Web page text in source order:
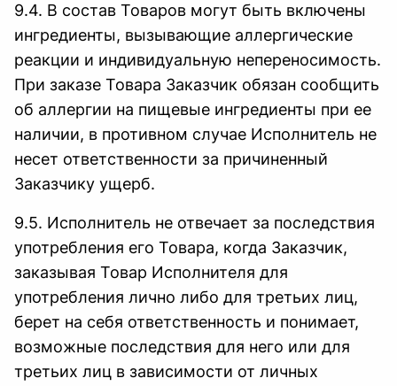
9.4. В состав Товаров могут быть включены
ингредиенты, вызывающие аллергические
реакции и индивидуальную непереносимость.
При заказе Товара Заказчик обязан сообщить
об аллергии на пищевые ингредиенты при ее
наличии, в противном случае Исполнитель не
несет ответственности за причиненный
Заказчику ущерб.
9.5. Исполнитель не отвечает за последствия
употребления его Товара, когда Заказчик,
заказывая Товар Исполнителя для
употребления лично либо для третьих лиц,
берет на себя ответственность и понимает,
возможные последствия для него или для
третьих лиц в зависимости от личных